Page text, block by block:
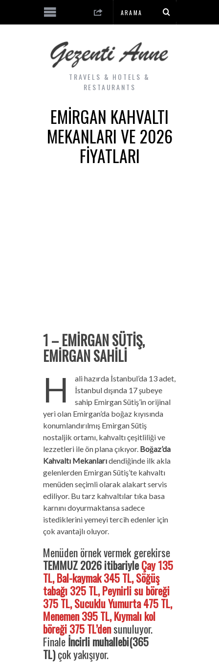
TRAVELS & HOTELS &
RESTAURANTS
EMIRGAN KAHVALTI
MEKANLARI VE 2026
FIYATLARI
1 – EMİRGAN SÜTİŞ,
EMİRGAN SAHİLİ
H
ali hazırda İstanbul’da 13 adet,
İstanbul dışında 17 şubeye
sahip Emirgan Sütiş’in orijinal
yeri olan Emirgan’da boğaz kıyısında
konumlandırılmış Emirgan Sütiş
nostaljik ortamı, kahvaltı çeşitliliği ve
lezzetleri ile ön plana çıkıyor. Boğaz’da
Kahvaltı Mekanlarıdendiğinde ilk akla
gelenlerden Emirgan Sütiş’te kahvaltı
menüden seçimli olarak alakart servis
ediliyor. Bu tarz kahvaltılar tıka basa
karnını doyurmaktansa sadece
istediklerini yemeyi tercih edenler için
çok avantajlı oluyor.
Menüden örnek vermek gerekirse
TEMMUZ 2026 itibariyle Çay 135
TL, Bal-kaymak 345 TL, Söğüş
tabağı 325 TL, Peynirli su böreği
375 TL, Sucuklu Yumurta 475 TL,
Menemen 395 TL, Kıymalı kol
böreği 375TL’densunuluyor.
Finaleİncirli muhallebi(365
TL)çok yakışıyor.